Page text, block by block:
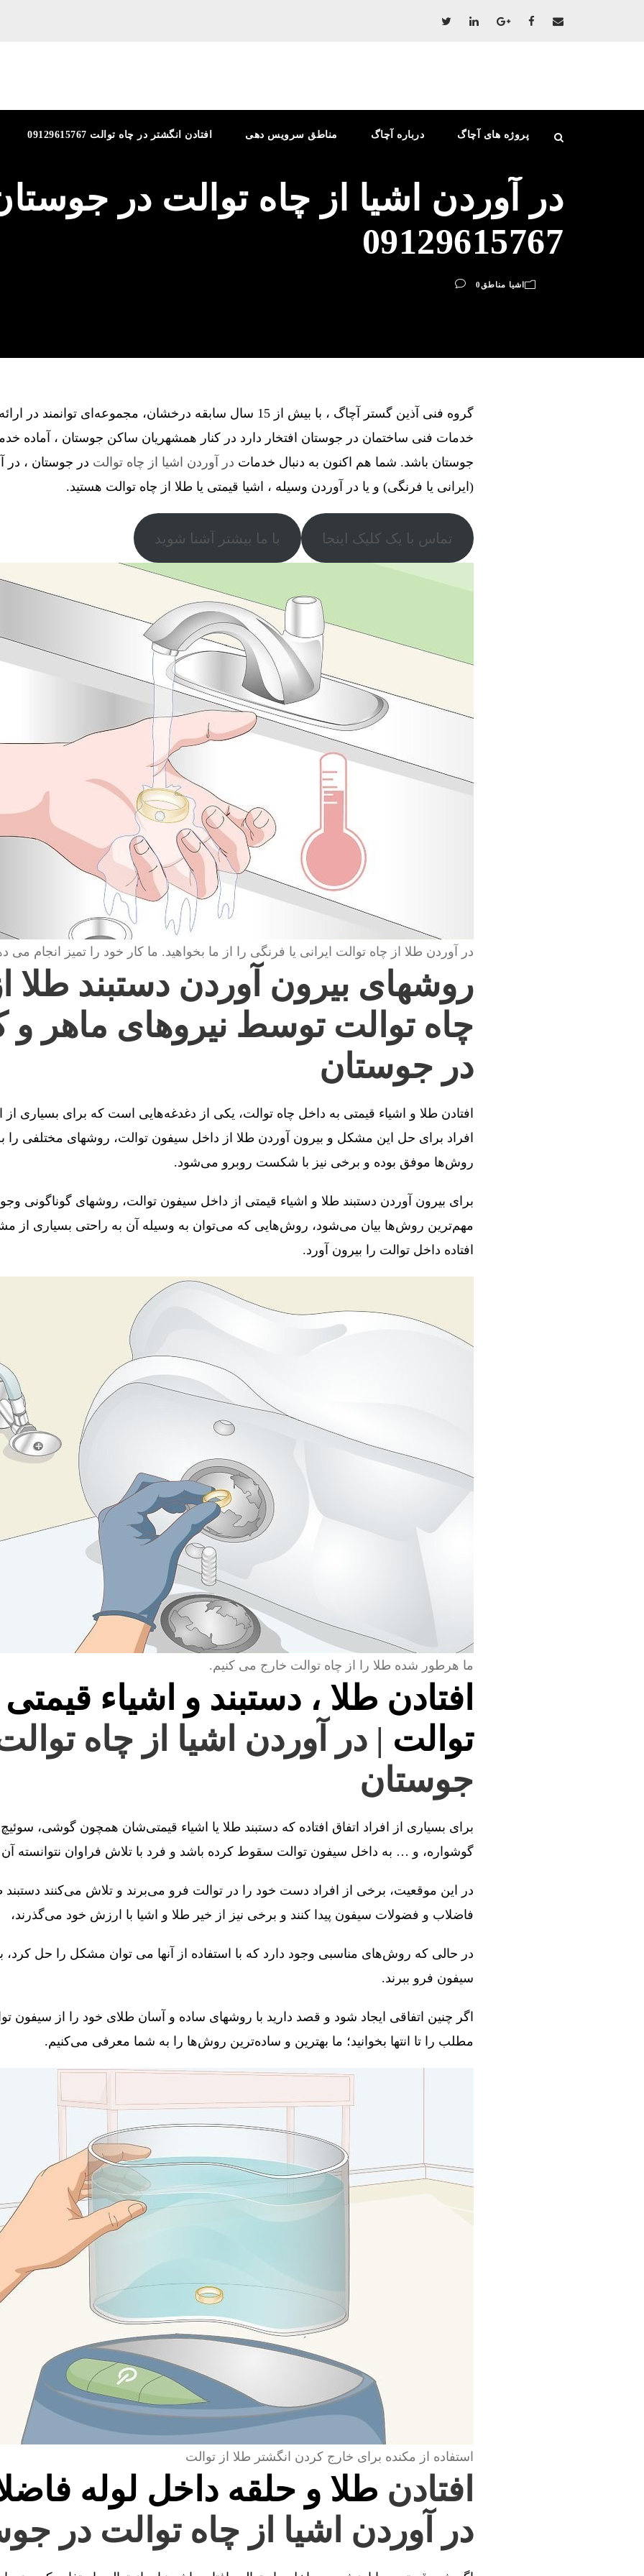
افتادن انگشتر در چاه توالت 09129615767 مناطق سرویس دهی درباره آچاگ پروژه های آچاگ
در آوردن اشیا از چاه توالت در
09129615767
اشیا مناطق 0
گروه فنی آذین گستر آچاگ ، با بیش از 15 سال سابقه درخشان، مجموعه‌ای
خدمات فنی ساختمان در جوستان افتخار دارد در کنار همشهریان ساکن جوستان ، آماده
جوستان باشد. شما هم اکنون به دنبال خدمات در آوردن اشیا از چاه توالت در جوستان ، در
(ایرانی یا فرنگی) و یا در آوردن وسیله ، اشیا قیمتی یا طلا از چاه توالت هستید.
تماس با یک کلیک اینجا با ما بیشتر آشنا شوید
در آوردن طلا از چاه توالت ایرانی یا فرنگی را از ما بخواهید. ما کار خود را تمیز انجام می
روشهای بیرون آوردن دستبند طلا
چاه توالت توسط نیروهای ماهر و
در جوستان
افتادن طلا و اشیاء قیمتی به داخل چاه توالت، یکی از دغدغه‌هایی است که برای بسیاری
افراد برای حل این مشکل و بیرون آوردن طلا از داخل سیفون توالت، روشهای مختلفی را
روش‌ها موفق بوده و برخی نیز با شکست روبرو می‌شود.
برای بیرون آوردن دستبند طلا و اشیاء قیمتی از داخل سیفون توالت، روشهای گوناگونی
مهم‌ترین روش‌ها بیان می‌شود، روش‌هایی که می‌توان به وسیله آن به راحتی بسیاری از
افتاده داخل توالت را بیرون آورد.
ما هرطور شده طلا را از چاه توالت خارج می کنیم.
افتادن طلا ، دستبند و اشیاء
توالت | در آوردن اشیا از چاه
جوستان
برای بسیاری از افراد اتفاق افتاده که دستبند طلا یا اشیاء قیمتی‌شان همچون گوشی،
گوشواره، و … به داخل سیفون توالت سقوط کرده باشد و فرد با تلاش فراوان نتوانسته آن
در این موقعیت، برخی از افراد دست خود را در توالت فرو می‌برند و تلاش می‌کنند دستبند
فاضلاب و فضولات سیفون پیدا کنند و برخی نیز از خیر طلا و اشیا با ارزش خود می‌گذرند،
در حالی که روش‌های مناسبی وجود دارد که با استفاده از آنها می توان مشکل را حل
سیفون فرو ببرند.
اگر چنین اتفاقی ایجاد شود و قصد دارید با روشهای ساده و آسان طلای خود را از سیفون
مطلب را تا انتها بخوانید؛ ما بهترین و ساده‌ترین روش‌ها را به شما معرفی می‌کنیم.
استفاده از مکنده برای خارج کردن انگشتر طلا از توالت
افتادن طلا و حلقه داخل لوله
در آوردن اشیا از چاه توالت در